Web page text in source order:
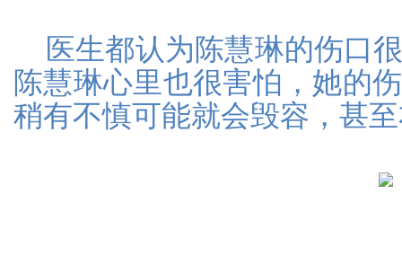
医生都认为陈慧琳的伤口
陈慧琳心里也很害怕，她的
稍有不慎可能就会毁容，甚